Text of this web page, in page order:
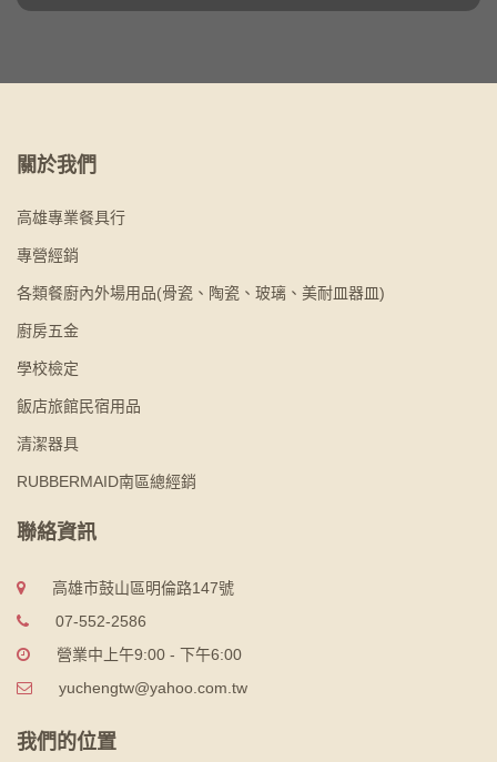
關於我們
高雄專業餐具行
專營經銷
各類餐廚內外場用品(骨瓷、陶瓷、玻璃、美耐皿器皿)
廚房五金
學校檢定
飯店旅館民宿用品
清潔器具
RUBBERMAID南區總經銷
聯絡資訊
高雄市鼓山區明倫路147號
07-552-2586
營業中上午9:00 - 下午6:00
yuchengtw@yahoo.com.tw
我們的位置